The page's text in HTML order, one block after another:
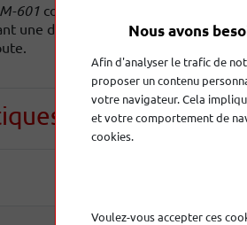
601constitue une solution idéale
une dispersion optimale des
techniques
Nous avons
Afin d'analyser le trafic de
proposer un contenu
votre navigateur. Cela
et votre comportement de
cookies.
Voulez-vous accepter ces